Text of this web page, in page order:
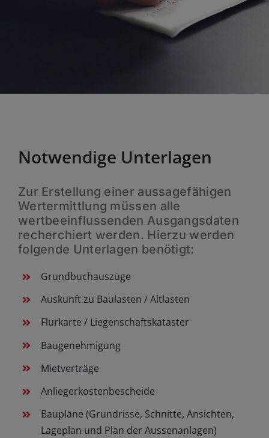
Notwendige Unterlagen
Zur Erstellung einer aussagefähigen
Wertermittlung müssen alle
wertbeeinflussenden Ausgangsdaten
recherchiert werden. Hierzu werden
folgende Unterlagen benötigt:
Grundbuchauszüge
Auskunft zu Baulasten / Altlasten
Flurkarte / Liegenschaftskataster
Baugenehmigung
Mietverträge
Anliegerkostenbescheide
Baupläne (Grundrisse, Schnitte, Ansichten,
Lageplan und Plan der Aussenanlagen)